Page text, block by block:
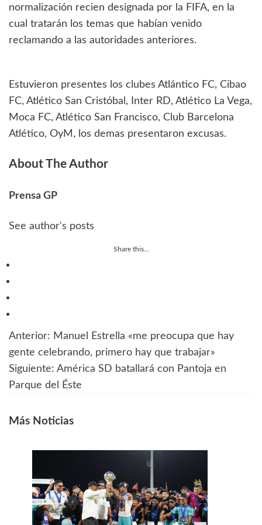
normalización recien designada por la FIFA, en la
cual tratarán los temas que habían venido
reclamando a las autoridades anteriores.
Estuvieron presentes los clubes Atlántico FC, Cibao
FC, Atlético San Cristóbal, Inter RD, Atlético La Vega,
Moca FC, Atlético San Francisco, Club Barcelona
Atlético, OyM, los demas presentaron excusas.
About The Author
Prensa GP
See author's posts
Share this...
Navegación
de
entradas
Anterior: Manuel Estrella «me preocupa que hay
gente celebrando, primero hay que trabajar»
Siguiente: América SD batallará con Pantoja en
Parque del Éste
Más Noticias